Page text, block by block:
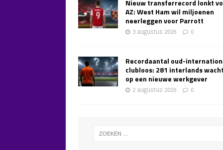
Nieuw transferrecord lonkt
AZ: West Ham wil miljoenen
neerleggen voor Parrott
3 augustus 2026 0
Recordaantal oud-
clubloos: 281 interlands
op een nieuwe werkgever
2 augustus 2026 0